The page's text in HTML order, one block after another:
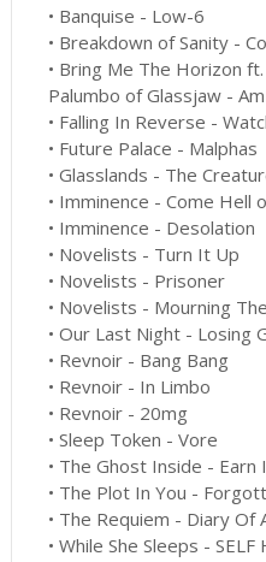
• Banquise - Low-6
• Breakdown of Sanity -
• Bring Me The Horizon
Palumbo of Glassjaw -
• Falling In Reverse -
• Future Palace - Malphas
• Glasslands - The
• Imminence - Come Hell
• Imminence - Desolation
• Novelists - Turn It Up
• Novelists - Prisoner
• Novelists - Mourning
• Our Last Night - Losing
• Revnoir - Bang Bang
• Revnoir - In Limbo
• Revnoir - 20mg
• Sleep Token - Vore
• The Ghost Inside - Earn
• The Plot In You -
• The Requiem - Diary Of
• While She Sleeps - SELF